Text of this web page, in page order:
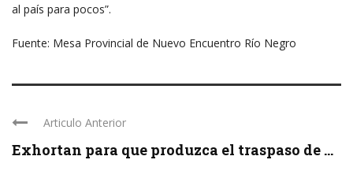
al país para pocos”.
Fuente: Mesa Provincial de Nuevo Encuentro Río Negro
Articulo Anterior
Exhortan para que produzca el traspaso de ...